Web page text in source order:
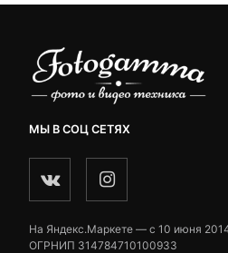
МЫ В СОЦ СЕТЯХ
На Яндекс.Маркете — c 10 июня
ОГРНИП 314784710100933